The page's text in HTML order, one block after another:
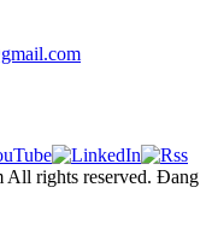
rights reserved. Đang